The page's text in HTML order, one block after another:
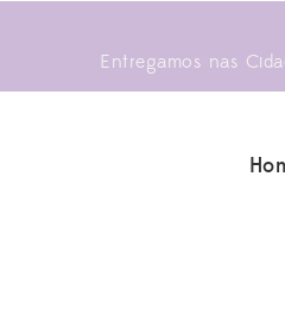
Entregamos nas